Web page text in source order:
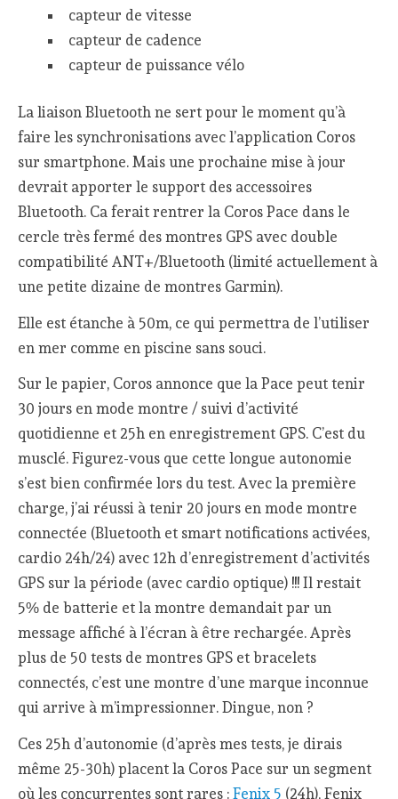
capteur de vitesse
capteur de cadence
capteur de puissance vélo
La liaison Bluetooth ne sert pour le moment qu’à
faire les synchronisations avec l’application Coros
sur smartphone. Mais une prochaine mise à jour
devrait apporter le support des accessoires
Bluetooth. Ca ferait rentrer la Coros Pace dans le
cercle très fermé des montres GPS avec double
compatibilité ANT+/Bluetooth (limité actuellement à
une petite dizaine de montres Garmin).
Elle est étanche à 50m, ce qui permettra de l’utiliser
en mer comme en piscine sans souci.
Sur le papier, Coros annonce que la Pace peut tenir
30 jours en mode montre / suivi d’activité
quotidienne et 25h en enregistrement GPS. C’est du
musclé. Figurez-vous que cette longue autonomie
s’est bien confirmée lors du test. Avec la première
charge, j’ai réussi à tenir 20 jours en mode montre
connectée (Bluetooth et smart notifications activées,
cardio 24h/24) avec 12h d’enregistrement d’activités
GPS sur la période (avec cardio optique) !!! Il restait
5% de batterie et la montre demandait par un
message affiché à l’écran à être rechargée. Après
plus de 50 tests de montres GPS et bracelets
connectés, c’est une montre d’une marque inconnue
qui arrive à m’impressionner. Dingue, non ?
Ces 25h d’autonomie (d’après mes tests, je dirais
même 25-30h) placent la Coros Pace sur un segment
où les concurrentes sont rares :Fenix 5 (24h), Fenix